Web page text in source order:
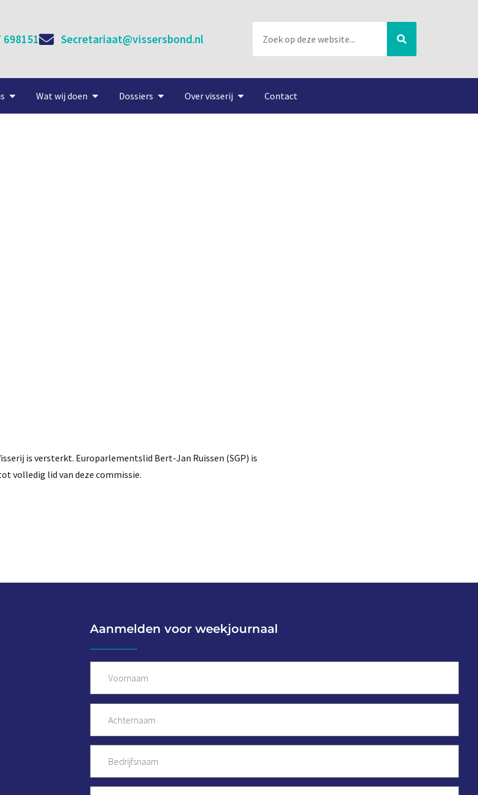
698151 Secretariaat@vissersbond.nl
Wat wij doen Dossiers Over visserij Contact
is versterkt. Europarlementslid Bert-Jan Ruissen (SGP) is
volledig lid van deze commissie.
Aanmelden voor weekjournaal